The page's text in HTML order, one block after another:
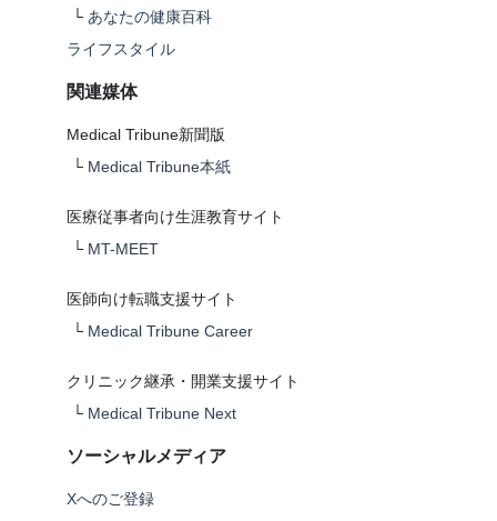
└ あなたの健康百科
ライフスタイル
関連媒体
Medical Tribune新聞版
└ Medical Tribune本紙
医療従事者向け生涯教育サイト
└ MT-MEET
医師向け転職支援サイト
└ Medical Tribune Career
クリニック継承・開業支援サイト
└ Medical Tribune Next
ソーシャルメディア
Xへのご登録